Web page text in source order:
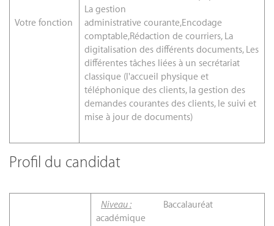
Votre fonction
La gestion
administrative courante,Encodage
comptable,Rédaction de courriers, La
digitalisation des différents documents, Les
différentes tâches liées à un secrétariat
classique (l'accueil physique et
téléphonique des clients, la gestion des
demandes courantes des clients, le suivi et
mise à jour de documents)
Profil du candidat
Niveau : Baccalauréat
académique